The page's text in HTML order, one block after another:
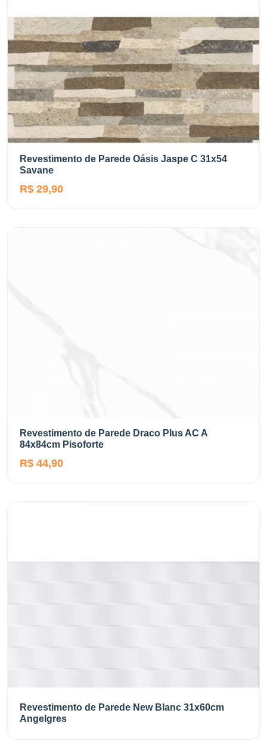
Revestimento de Parede Oásis Jaspe C 31x54
Savane
R$ 29,90
Revestimento de Parede Draco Plus AC A
84x84cm Pisoforte
R$ 44,90
Revestimento de Parede New Blanc 31x60cm
Angelgres